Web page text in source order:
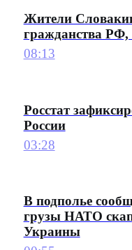
Жители
гражданства РФ,
08:13
Росстат
России
03:28
В подполье
грузы НАТО
Украины